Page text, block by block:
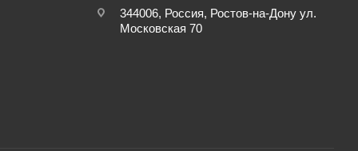
344006, Россия, Ростов-на-Дону ул.
Московская 70